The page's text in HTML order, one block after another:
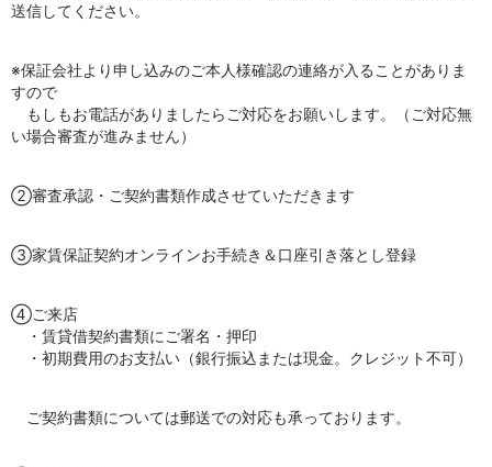
送信してください。
※保証会社より申し込みのご本人様確認の連絡が入ることがありま
すので
もしもお電話がありましたらご対応をお願いします。（ご対応無
い場合審査が進みません）
②審査承認・ご契約書類作成させていただきます
③家賃保証契約オンラインお手続き＆口座引き落とし登録
④ご来店
・賃貸借契約書類にご署名・押印
・初期費用のお支払い（銀行振込または現金。クレジット不可）
ご契約書類については郵送での対応も承っております。